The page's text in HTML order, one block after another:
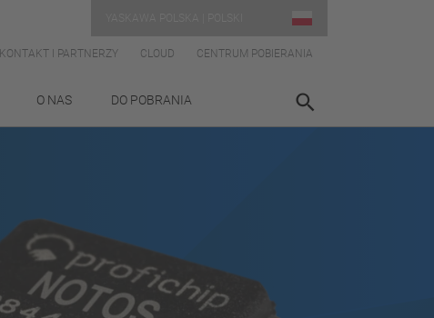
KONTAKT I PARTNERZY CLOUD CENTRUM POBIERANIA
O NAS DO POBRANIA